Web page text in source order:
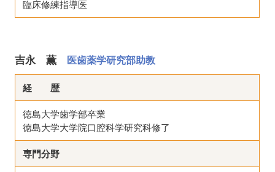
臨床修練指導医
吉永 薫 医歯薬学研究部助教
経 歴
徳島大学歯学部卒業
徳島大学大学院口腔科学研究科修了
専門分野